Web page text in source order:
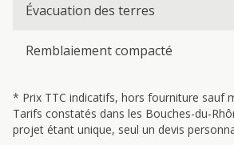
Évacuation des terres
Remblaiement compacté
* Prix TTC indicatifs, hors fourniture sauf
Tarifs constatés dans les Bouches-du-
projet étant unique, seul un devis